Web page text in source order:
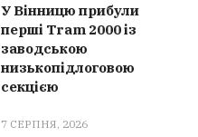
У Вінницю прибули
перші Tram 2000 із
заводською
низькопідлоговою
секцією
7 СЕРПНЯ, 2026